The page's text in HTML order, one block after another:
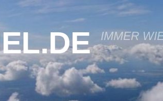
IMMER